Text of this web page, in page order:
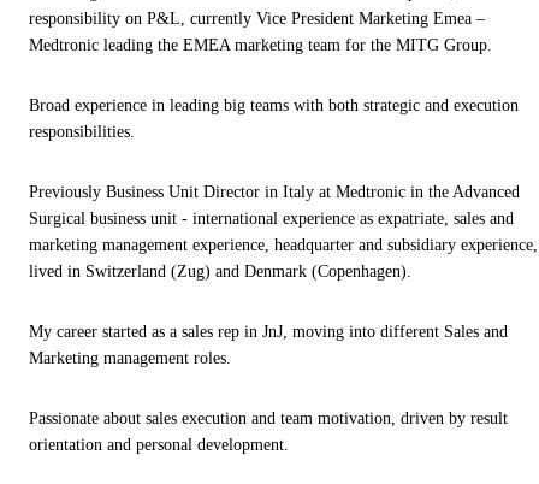
responsibility on P&L, currently Vice President Marketing Emea –
Medtronic leading the EMEA marketing team for the MITG Group.
Broad experience in leading big teams with both strategic and execution
responsibilities.
Previously Business Unit Director in Italy at Medtronic in the Advanced
Surgical business unit - international experience as expatriate, sales and
marketing management experience, headquarter and subsidiary experience,
lived in Switzerland (Zug) and Denmark (Copenhagen).
My career started as a sales rep in JnJ, moving into different Sales and
Marketing management roles.
Passionate about sales execution and team motivation, driven by result
orientation and personal development.